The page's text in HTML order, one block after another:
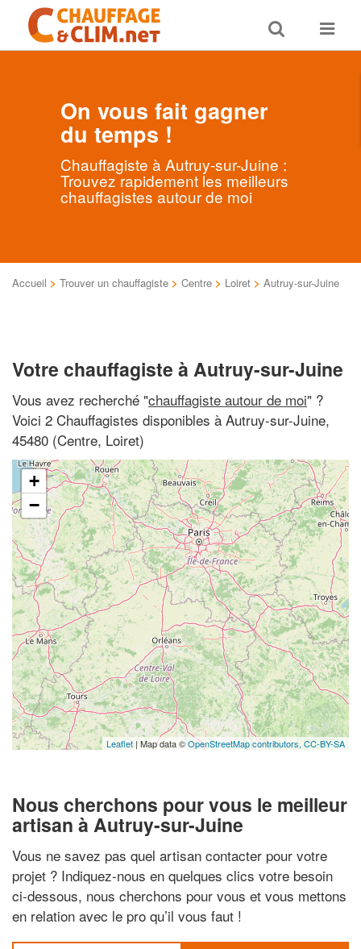
Toggle
search
Toggle
On vous fait gagner
du temps !
Chauffagiste à Autruy-sur-Juine :
Trouvez rapidement les meilleurs
chauffagistes autour de moi
Accueil > Trouver un chauffagiste > Centre > Loiret > Autruy-sur-Juine
Votre chauffagiste à Autruy-sur-Juine
Vous avez recherché "chauffagiste autour de moi" ?
Voici 2 Chauffagistes disponibles à Autruy-sur-Juine,
45480 (Centre, Loiret)
+
−
Leaflet | Map data ©OpenStreetMap contributors, CC-BY-SA
Nous cherchons pour vous le meilleur
artisan à Autruy-sur-Juine
Vous ne savez pas quel artisan contacter pour votre
projet ? Indiquez-nous en quelques clics votre besoin
ci-dessous, nous cherchons pour vous et vous mettons
en relation avec le pro qu’il vous faut !